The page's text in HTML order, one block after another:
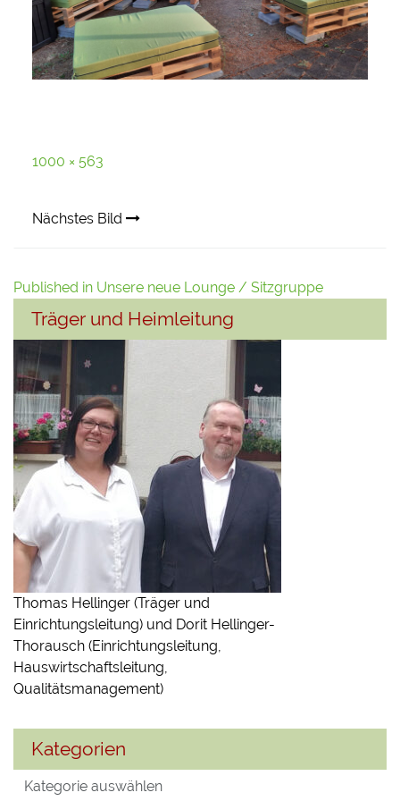
Full
1000 × 563
Nächstes Bild
Beitragsnavigation
Published in Unsere neue Lounge / Sitzgruppe
Träger und Heimleitung
Thomas Hellinger (Träger und
Einrichtungsleitung) und Dorit Hellinger-
Thorausch (Einrichtungsleitung,
Hauswirtschaftsleitung,
Qualitätsmanagement)
Kategorien
Kategorien